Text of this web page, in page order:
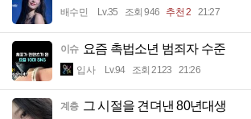
배수민 Lv.35 조회 946 추천 2 21:27
이슈 요즘 촉법소년 범죄자 수준
입사 Lv.94 조회 2123 21:26
계층 그 시절을 견뎌낸 80년대생